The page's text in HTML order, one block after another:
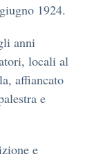
1924.
anni
locali al
affiancato
e
e